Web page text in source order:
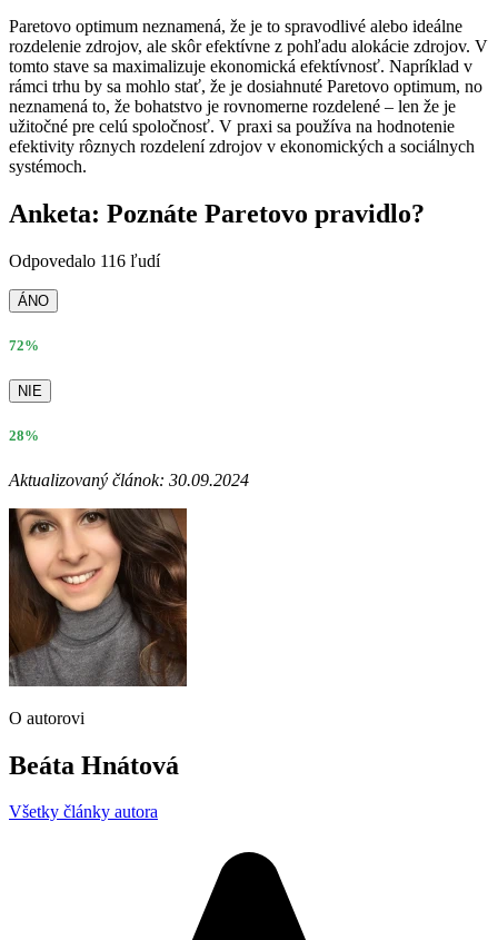
Paretovo optimum neznamená, že je to spravodlivé alebo ideálne
rozdelenie zdrojov, ale skôr efektívne z pohľadu alokácie zdrojov. V
tomto stave sa maximalizuje ekonomická efektívnosť. Napríklad v
rámci trhu by sa mohlo stať, že je dosiahnuté Paretovo optimum, no
neznamená to, že bohatstvo je rovnomerne rozdelené – len že je
užitočné pre celú spoločnosť. V praxi sa používa na hodnotenie
efektivity rôznych rozdelení zdrojov v ekonomických a sociálnych
systémoch.
Anketa: Poznáte Paretovo pravidlo?
Odpovedalo 116 ľudí
ÁNO
72%
NIE
28%
Aktualizovaný článok: 30.09.2024
O autorovi
Beáta Hnátová
Všetky články autora